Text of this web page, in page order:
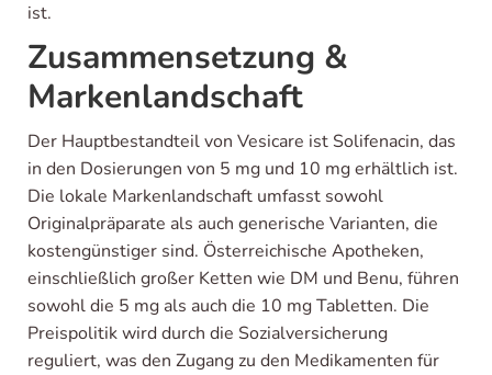
ist.
Zusammensetzung &
Markenlandschaft
Der Hauptbestandteil von Vesicare ist Solifenacin, das
in den Dosierungen von 5 mg und 10 mg erhältlich ist.
Die lokale Markenlandschaft umfasst sowohl
Originalpräparate als auch generische Varianten, die
kostengünstiger sind. Österreichische Apotheken,
einschließlich großer Ketten wie DM und Benu, führen
sowohl die 5 mg als auch die 10 mg Tabletten. Die
Preispolitik wird durch die Sozialversicherung
reguliert, was den Zugang zu den Medikamenten für